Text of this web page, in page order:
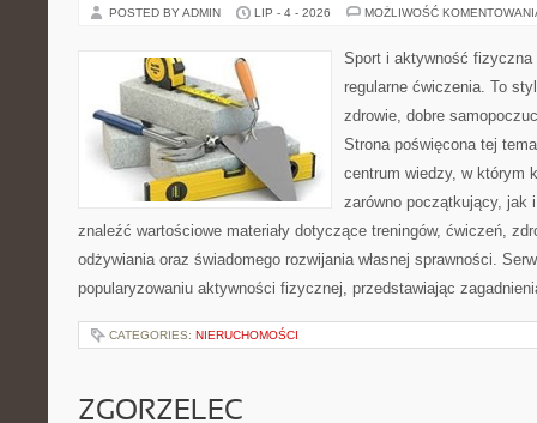
POSTED BY ADMIN LIP - 4 - 2026 MOŻLIWOŚĆ
Sport i aktywność
regularne ćwiczenia. To
zdrowie, dobre
Strona poświęcona tej
centrum wiedzy, w którym
zarówno początkujący, jak
znaleźć wartościowe materiały dotyczące treningów, ćwiczeń,
odżywiania oraz świadomego rozwijania własnej sprawności.
popularyzowaniu aktywności fizycznej, przedstawiając
CATEGORIES: NIERUCHOMOŚCI
ZGORZELEC